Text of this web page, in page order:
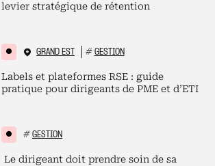
levier stratégique de rétention
GRAND EST # GESTION
Labels et plateformes RSE : guide
pratique pour dirigeants de PME et d’ETI
# GESTION
Le dirigeant doit prendre soin de sa